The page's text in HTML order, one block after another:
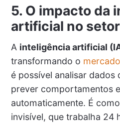
5. O impacto da
artificial no setor
A inteligência artificial
transformando o
é possível analisar dados
prever comportamentos
automaticamente. É
invisível, que trabalha 24